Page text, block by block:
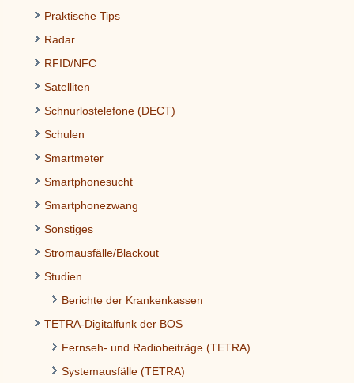
Praktische Tips
Radar
RFID/NFC
Satelliten
Schnurlostelefone (DECT)
Schulen
Smartmeter
Smartphonesucht
Smartphonezwang
Sonstiges
Stromausfälle/Blackout
Studien
Berichte der Krankenkassen
TETRA-Digitalfunk der BOS
Fernseh- und Radiobeiträge (TETRA)
Systemausfälle (TETRA)